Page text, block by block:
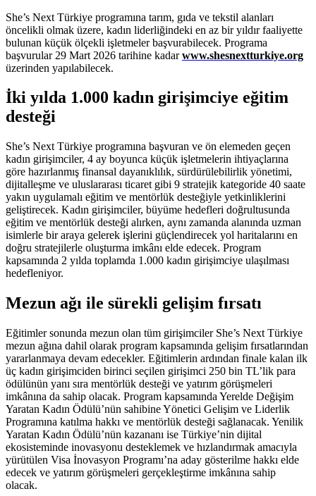
She’s Next Türkiye programına tarım, gıda ve tekstil alanları
öncelikli olmak üzere, kadın liderliğindeki en az bir yıldır faaliyette
bulunan küçük ölçekli işletmeler başvurabilecek. Programa
başvurular 29 Mart 2026 tarihine kadarwww.shesnextturkiye.org
üzerinden yapılabilecek.
İki yılda 1.000 kadın girişimciye eğitim
desteği
She’s Next Türkiye programına başvuran ve ön elemeden geçen
kadın girişimciler, 4 ay boyunca küçük işletmelerin ihtiyaçlarına
göre hazırlanmış finansal dayanıklılık, sürdürülebilirlik yönetimi,
dijitalleşme ve uluslararası ticaret gibi 9 stratejik kategoride 40 saate
yakın uygulamalı eğitim ve mentörlük desteğiyle yetkinliklerini
geliştirecek. Kadın girişimciler, büyüme hedefleri doğrultusunda
eğitim ve mentörlük desteği alırken, aynı zamanda alanında uzman
isimlerle bir araya gelerek işlerini güçlendirecek yol haritalarını en
doğru stratejilerle oluşturma imkânı elde edecek. Program
kapsamında 2 yılda toplamda 1.000 kadın girişimciye ulaşılması
hedefleniyor.
Mezun ağı ile sürekli gelişim fırsatı
Eğitimler sonunda mezun olan tüm girişimciler She’s Next Türkiye
mezun ağına dahil olarak program kapsamında gelişim fırsatlarından
yararlanmaya devam edecekler. Eğitimlerin ardından finale kalan ilk
üç kadın girişimciden birinci seçilen girişimci 250 bin TL’lik para
ödülünün yanı sıra mentörlük desteği ve yatırım görüşmeleri
imkânına da sahip olacak. Program kapsamında Yerelde Değişim
Yaratan Kadın Ödülü’nün sahibine Yönetici Gelişim ve Liderlik
Programına katılma hakkı ve mentörlük desteği sağlanacak. Yenilik
Yaratan Kadın Ödülü’nün kazananı ise Türkiye’nin dijital
ekosisteminde inovasyonu desteklemek ve hızlandırmak amacıyla
yürütülen Visa İnovasyon Programı’na aday gösterilme hakkı elde
edecek ve yatırım görüşmeleri gerçekleştirme imkânına sahip
olacak.